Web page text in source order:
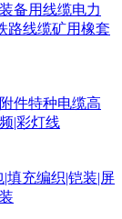
备用线缆电力
路线缆矿用橡套
件特种电缆高
|彩灯线
|填充编织|铠装|屏